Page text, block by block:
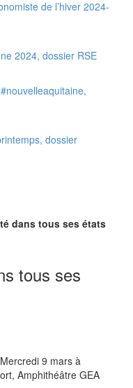
dans tous ses états
tous ses
9 mars à
Amphithéâtre GEA